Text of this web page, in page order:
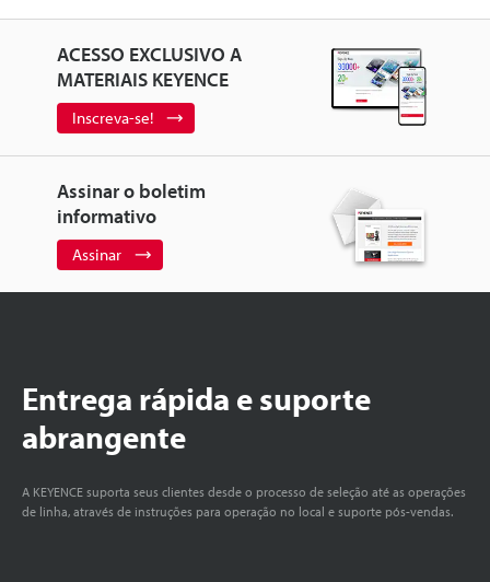
ACESSO EXCLUSIVO A
MATERIAIS KEYENCE
Inscreva-se!
Assinar o boletim
informativo
Assinar
Entrega rápida e suporte
abrangente
A KEYENCE suporta seus clientes desde o processo de seleção até as operações
de linha, através de instruções para operação no local e suporte pós-vendas.